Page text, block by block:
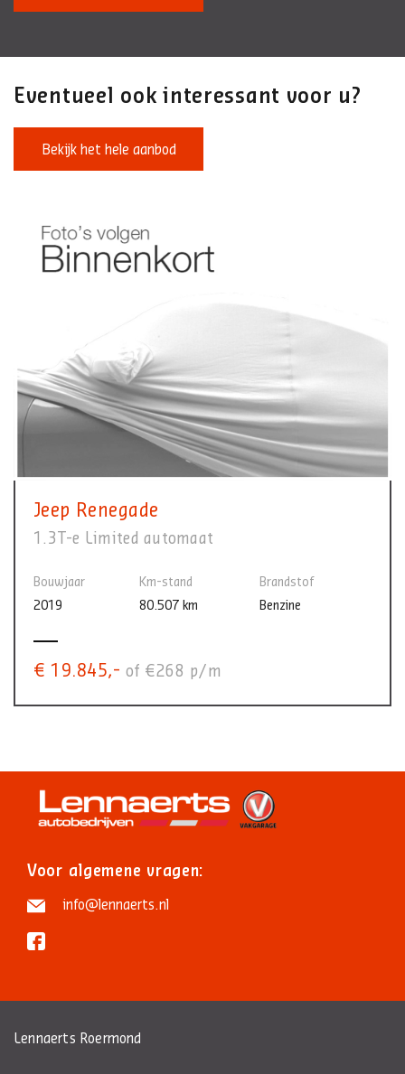
Eventueel ook interessant voor u?
Bekijk het hele aanbod
Jeep Renegade
1.3T-e Limited automaat
Bouwjaar
2019
Km-stand
80.507 km
Brandstof
Benzine
€ 19.845,- of €268 p/m
Voor algemene vragen:
info@lennaerts.nl
Lennaerts Roermond